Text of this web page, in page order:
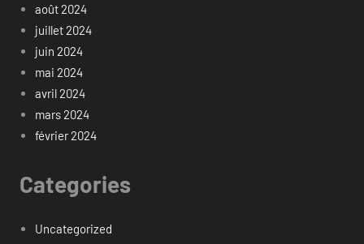
août 2024
juillet 2024
juin 2024
mai 2024
avril 2024
mars 2024
février 2024
Categories
Uncategorized